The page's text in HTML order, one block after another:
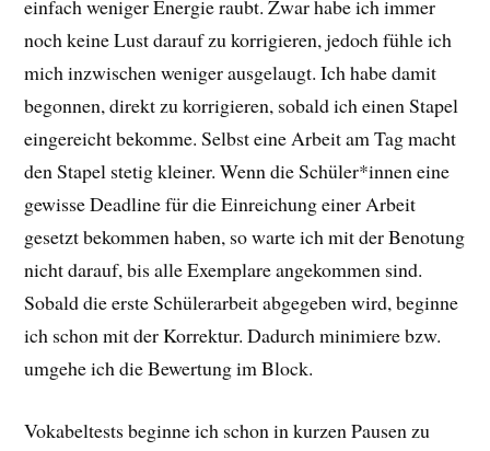
einfach weniger Energie raubt. Zwar habe ich immer
noch keine Lust darauf zu korrigieren, jedoch fühle ich
mich inzwischen weniger ausgelaugt. Ich habe damit
begonnen, direkt zu korrigieren, sobald ich einen Stapel
eingereicht bekomme. Selbst eine Arbeit am Tag macht
den Stapel stetig kleiner. Wenn die Schüler*innen eine
gewisse Deadline für die Einreichung einer Arbeit
gesetzt bekommen haben, so warte ich mit der Benotung
nicht darauf, bis alle Exemplare angekommen sind.
Sobald die erste Schülerarbeit abgegeben wird, beginne
ich schon mit der Korrektur. Dadurch minimiere bzw.
umgehe ich die Bewertung im Block.
Vokabeltests beginne ich schon in kurzen Pausen zu